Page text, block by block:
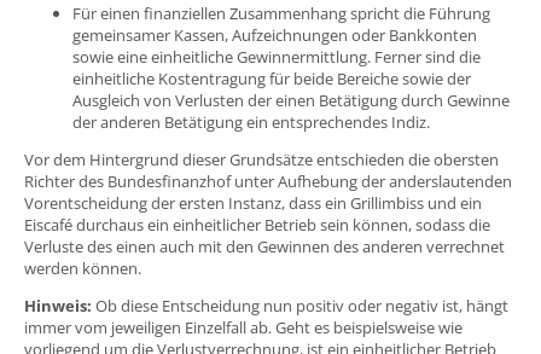
Für einen finanziellen Zusammenhang spricht die Führung
gemeinsamer Kassen, Aufzeichnungen oder Bankkonten
sowie eine einheitliche Gewinnermittlung. Ferner sind die
einheitliche Kostentragung für beide Bereiche sowie der
Ausgleich von Verlusten der einen Betätigung durch Gewinne
der anderen Betätigung ein entsprechendes Indiz.
Vor dem Hintergrund dieser Grundsätze entschieden die obersten
Richter des Bundesfinanzhof unter Aufhebung der anderslautenden
Vorentscheidung der ersten Instanz, dass ein Grillimbiss und ein
Eiscafé durchaus ein einheitlicher Betrieb sein können, sodass die
Verluste des einen auch mit den Gewinnen des anderen verrechnet
werden können.
Hinweis: Ob diese Entscheidung nun positiv oder negativ ist, hängt
immer vom jeweiligen Einzelfall ab. Geht es beispielsweise wie
vorliegend um die Verlustverrechnung, ist ein einheitlicher Betrieb